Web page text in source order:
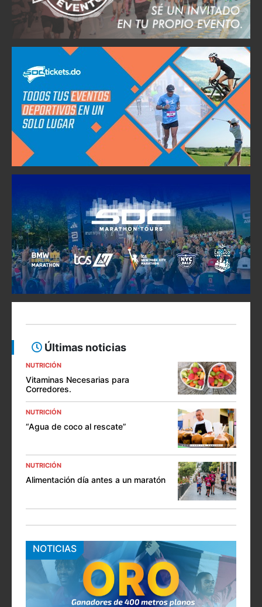
Últimas noticias
NUTRICIÓN
Vitaminas Necesarias para
Corredores.
NUTRICIÓN
“Agua de coco al rescate”
NUTRICIÓN
Alimentación día antes a un maratón
NOTICIAS